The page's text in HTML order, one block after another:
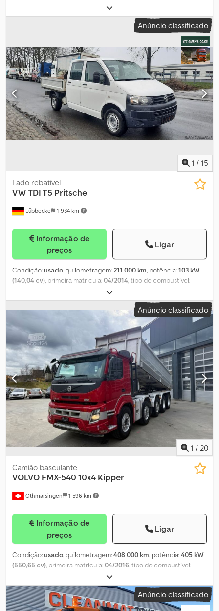
traseiro de elevação, bicicleta de duas rodas_____Funcionando.
Comprovante de propriedade (contrato de compra), Local de
armazenamento: 17094 Pragsdorf Djdpfx Ahev Ddzno Ajkr
Anúncio classificado
1 / 15
Lübbecke 1 934 km
Lado rebatível
VWTDI T5 Pritsche
Informação de
preços
Ligar
Condição:usado, quilometragem:211 000 km, potência:103 kW
(140,04 cv), primeira matrícula:04/2014, tipo de combustível:
branco
mecânico, classe de emissão:Euro 5, número de lugares:5, Ano
de fabrico:2014, Equipamento:ABS, EBS (Sistema de Travagem
Electrónico), acoplamento de reboque, aquecedor de assento,
ar condicionado, computador de bordo, controlo de
velocidade de cruzeiro, direção assistida, fecho centralizado,
programa eletrónico de estabilidade (ESP)
, = Opções e
acessórios adicionais = - Visor Dksdpjxt Tfdsfx Ah Asr = Mais
informações = Número de cilindros: 4 GVW: 3.500 kg Preço de
venda: € 9.999, US$ 11.650 IVA/margem: IVA elegível
Anúncio classificado
1 / 20
Othmarsingen 1 596 km
Camião basculante
VOLVO FMX-540 10x4 Kipper
Informação de
preços
Ligar
Condição:usado, quilometragem:408 000 km, potência:405 kW
(550,65 cv), primeira matrícula:04/2016, tipo de combustível:
, travões:
engrenagem:automático, classe de emissão:Euro 6,
Equipamento:filtro de partículas, - Retarder - Ar condicionado -
Eixo levantável e direcional - Basculante trilateral Trösch
Anúncio classificado